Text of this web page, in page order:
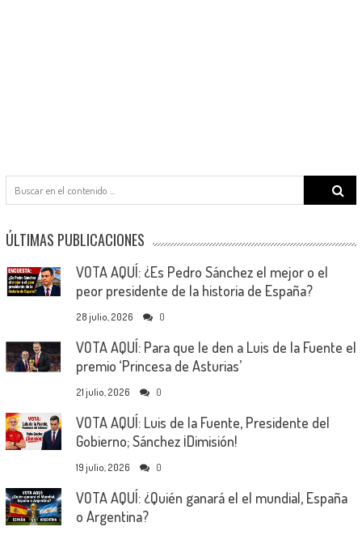
Search
for:
ÚLTIMAS PUBLICACIONES
VOTA AQUÍ: ¿Es Pedro Sánchez el mejor o el
peor presidente de la historia de España?
28 julio, 2026 0
VOTA AQUÍ: Para que le den a Luis de la Fuente el
premio ‘Princesa de Asturias’
21 julio, 2026 0
VOTA AQUÍ: Luis de la Fuente, Presidente del
Gobierno; Sánchez ¡Dimisión!
19 julio, 2026 0
VOTA AQUÍ: ¿Quién ganará el el mundial, España
o Argentina?